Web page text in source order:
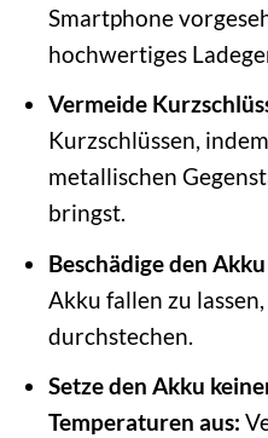
Smartphone
hochwertiges
Vermeide
Kurzschlüssen,
metallischen
bringst.
Beschädige den
Akku fallen zu
durchstechen.
Setze den Akku
Temperaturen aus: